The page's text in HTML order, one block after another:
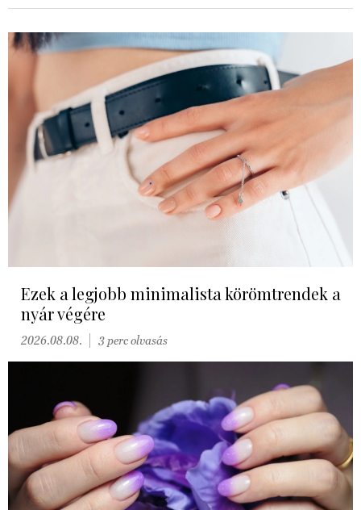
Ezek a legjobb minimalista körömtrendek a
nyár végére
2026.08.08. 3 perc olvasás